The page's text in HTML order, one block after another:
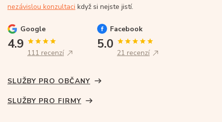
nezávislou konzultaci když si nejste jistí.
Google
4.9
111 recenzí
Facebook
5.0
21 recenzí
SLUŽBY PRO OBČANY
SLUŽBY PRO FIRMY